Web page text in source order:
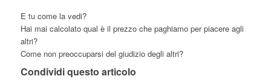
E tu come la vedi?
Hai mai calcolato qual è il prezzo che paghiamo per piacere agli
altri?
Come non preoccuparsi del giudizio degli altri?
Condividi questo articolo